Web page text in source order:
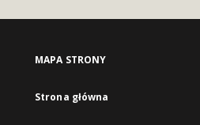
MAPA STRONY
Strona główna